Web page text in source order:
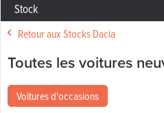
Stock
Retour aux Stocks Dacia
Toutes les voitures
Voitures d'occasions